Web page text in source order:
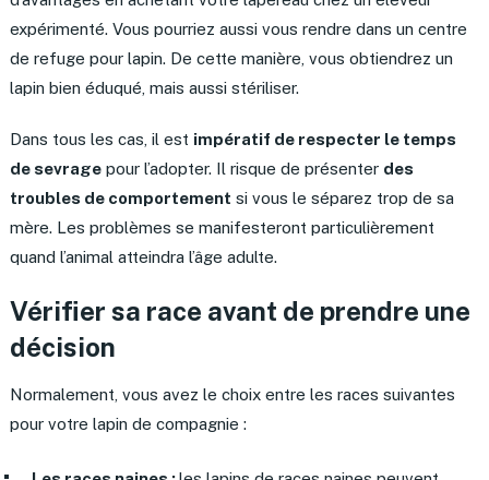
expérimenté. Vous pourriez aussi vous rendre dans un centre
de refuge pour lapin. De cette manière, vous obtiendrez un
lapin bien éduqué, mais aussi stériliser.
Dans tous les cas, il est impératif de respecter le temps
de sevragepour l’adopter. Il risque de présenter des
troubles de comportement si vous le séparez trop de sa
mère. Les problèmes se manifesteront particulièrement
quand l’animal atteindra l’âge adulte.
Vérifier sa race avant de prendre une
décision
Normalement, vous avez le choix entre les races suivantes
pour votre lapin de compagnie :